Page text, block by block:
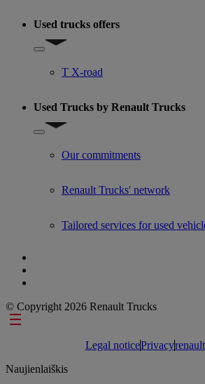
Used trucks offers
Show submenu for Used trucks offers
T X-road
Used Trucks by Renault Trucks
Show submenu for Used Trucks by
Our commitments
Renault Trucks' network
Tailored services for used
© Copyright 2026 Renault Trucks
Footer links
Legal noticePrivacy
Naujienlaiškis